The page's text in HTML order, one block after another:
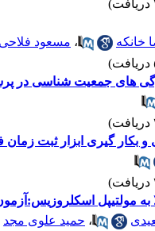
خانکه ، مسعود
های جمعیت شناسی در
گیری ابزار ثبت زمان
مولتیپل
، حمید علوی مجد